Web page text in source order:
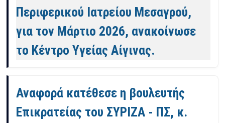
Περιφερικού Ιατρείου Μεσαγρού,
για τον Μάρτιο 2026, ανακοίνωσε
το Κέντρο Υγείας Αίγινας.
Αναφορά κατέθεσε η βουλευτής
Επικρατείας του ΣΥΡΙΖΑ - ΠΣ, κ.